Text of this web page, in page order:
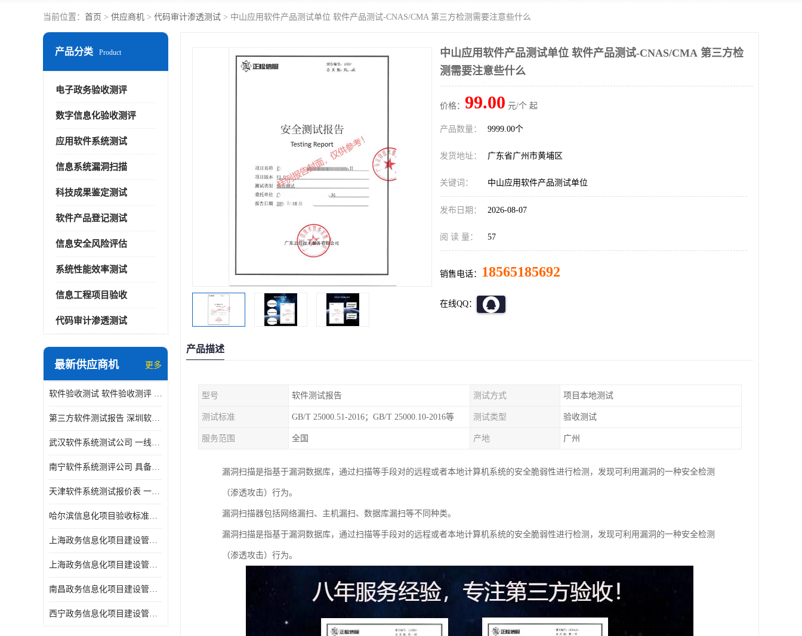
当前位置： 首页 > 供应商机 > 代码审计渗透测试 > 中山应用软件产品测试单位 软件产品测试-CNAS/CMA 第三方检测需要注意些什么
产品分类 Product
电子政务验收测评
数字信息化验收测评
应用软件系统测试
信息系统漏洞扫描
科技成果鉴定测试
软件产品登记测试
信息安全风险评估
系统性能效率测试
信息工程项目验收
代码审计渗透测试
最新供应商机 更多
软件验收测试 软件验收测评 软件确认测试标准及测试方法
第三方软件测试报告 深圳软件测评报告 安全验收测试报告
武汉软件系统测试公司 一线实验室 测试大概是需要多久时间呢
南宁软件系统测评公司 具备CMA/CNAS资质 出具正规测试报告
天津软件系统测试报价表 一线实验室 了解更多的测试信息
哈尔滨信息化项目验收标准单位
上海政务信息化项目建设管理办法价格
上海政务信息化项目建设管理办法机构
南昌政务信息化项目建设管理办法实验室
西宁政务信息化项目建设管理办法报告
中山应用软件产品测试单位 软件产品测试-CNAS/CMA 第三方检
测需要注意些什么
价格： 99.00 元/个 起
产品数量： 9999.00个
发货地址： 广东省广州市黄埔区
关键词： 中山应用软件产品测试单位
发布日期： 2026-08-07
阅 读 量： 57
销售电话： 18565185692
在线QQ：
产品描述
型号 软件测试报告 测试方式 项目本地测试
测试标准 GB/T 25000.51-2016；GB/T 25000.10-2016等 测试类型 验收测试
服务范围 全国 产地 广州
漏洞扫描是指基于漏洞数据库，通过扫描等手段对的远程或者本地计算机系统的安全脆弱性进行检测，发现可利用漏洞的一种安全检测
（渗透攻击）行为。
漏洞扫描器包括网络漏扫、主机漏扫、数据库漏扫等不同种类。
漏洞扫描是指基于漏洞数据库，通过扫描等手段对的远程或者本地计算机系统的安全脆弱性进行检测，发现可利用漏洞的一种安全检测
（渗透攻击）行为。